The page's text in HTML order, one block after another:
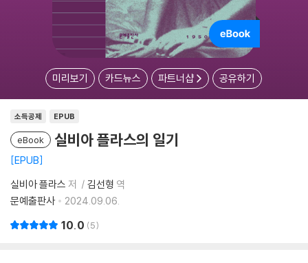
미리보기 카드뉴스 파트너샵 공유하기
소득공제 EPUB
eBook 실비아 플라스의 일기
EPUB
실비아 플라스 저 김선형 역
문예출판사
2024.09.06.
10.0 5